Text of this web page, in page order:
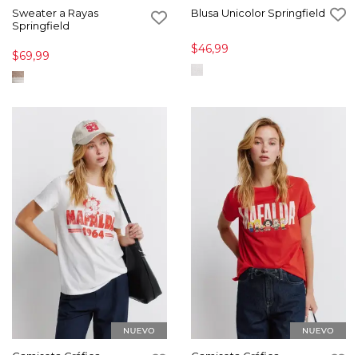
Sweater a Rayas
Springfield
$69,99
Blusa Unicolor Springfield
$46,99